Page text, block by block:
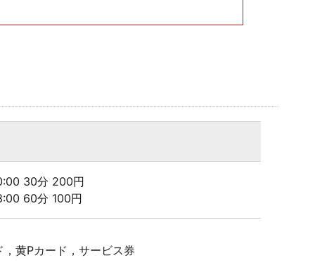
30分 200円
60分 100円
黄Pカード，サービス券